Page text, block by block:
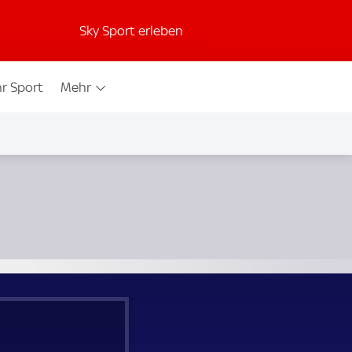
Sky Sport erleben
Sport Mehr